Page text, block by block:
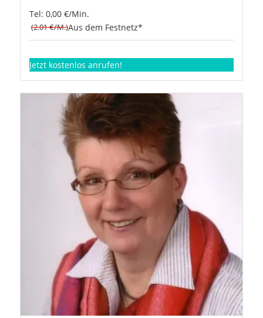
Tel: 0,00 €/Min.
(2.01 €/M.)Aus dem Festnetz*
Jetzt kostenlos anrufen!